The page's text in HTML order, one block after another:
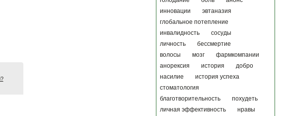
инновации
эвтаназия
глобальное потепление
инвалидность
сосуды
личность
бессмертие
волосы
мозг
фармкомпании
анорексия
история
добро
насилие
история успеха
стоматология
благотворительность
похудеть
личная эффективность
нравы